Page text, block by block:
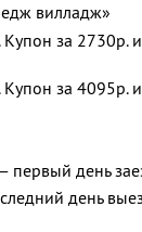
вилладж»
за 2730р.
за 4095р.
первый день
день